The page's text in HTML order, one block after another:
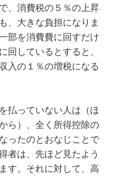
、消費税の５％の上昇
、大きな負担になりま
部を消費費に回すだけ
回しているとすると、
入の１％の増税になる
払っていない人は（ほ
ら）、全く所得控除の
ったのとおなじことで
者は、先ほど見たよう
す。それに対して、高